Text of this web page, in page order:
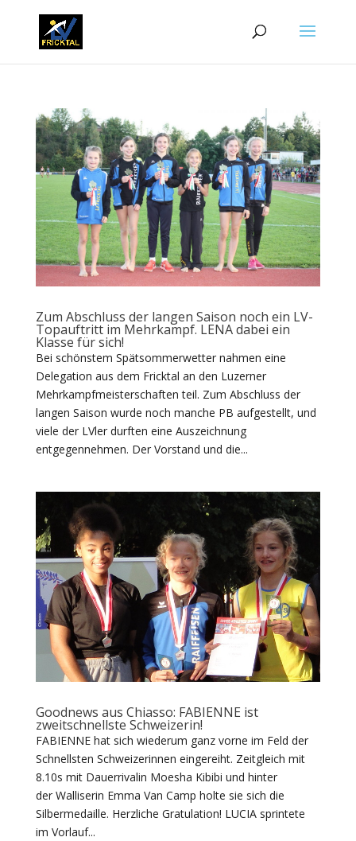
Zum Abschluss der langen Saison noch ein LV-
Topauftritt im Mehrkampf. LENA dabei ein
Klasse für sich!
Bei schönstem Spätsommerwetter nahmen eine
Delegation aus dem Fricktal an den Luzerner
Mehrkampfmeisterschaften teil. Zum Abschluss der
langen Saison wurde noch manche PB aufgestellt, und
viele der LVler durften eine Auszeichnung
entgegennehmen. Der Vorstand und die...
Goodnews aus Chiasso: FABIENNE ist
zweitschnellste Schweizerin!
FABIENNE hat sich wiederum ganz vorne im Feld der
Schnellsten Schweizerinnen eingereiht. Zeitgleich mit
8.10s mit Dauerrivalin Moesha Kibibi und hinter
der Walliserin Emma Van Camp holte sie sich die
Silbermedaille. Herzliche Gratulation! LUCIA sprintete
im Vorlauf...